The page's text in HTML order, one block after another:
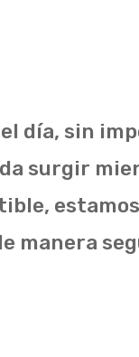
día, sin
surgir
manera